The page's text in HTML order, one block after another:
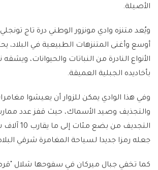
الأصيلة.
ويُعد متنزه وادي مونزور الوطني درة تاج
أوسع وأغنى المتنزهات الطبيعية في
الأنواع النادرة من النباتات والحيوانات،
بأخاديده الجبلية العميقة.
وفي هذا الوادي يمكن للزوار أن يعيشوا
والتجذيف وصيد الأسماك، حيث قفز عدد
التجديف من
جعله رمزا جديدا لسياحة المغامرة شرقي
كما تخفي جبال ميركان في سفوحها شلال "قره